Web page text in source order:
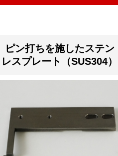
ピン打ちを施したステン
レスプレート（SUS304）